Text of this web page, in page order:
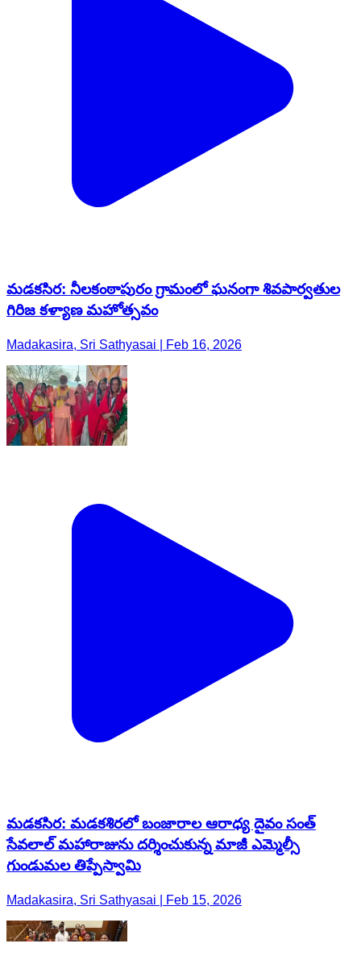
మడకసిర: నీలకంఠాపురం గ్రామంలో ఘనంగా శివపార్వతుల
గిరిజ కళ్యాణ మహోత్సవం
Madakasira, Sri Sathyasai | Feb 16, 2026
మడకసిర: మడకశిరలో బంజారాల ఆరాధ్య దైవం సంత్
సేవలాల్ మహారాజును దర్శించుకున్న మాజీ ఎమ్మెల్సీ
గుండుమల తిప్పేస్వామి
Madakasira, Sri Sathyasai | Feb 15, 2026